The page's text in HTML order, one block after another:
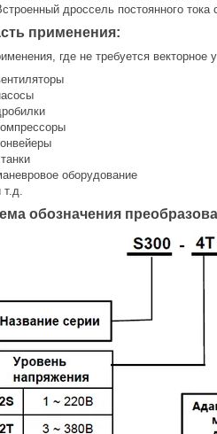
дроссель постоянного
применения:
где не требуется
оборудование
т.д.
обозначения